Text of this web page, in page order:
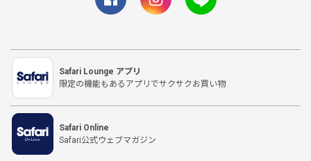
Safari Lounge アプリ
限定の機能もあるアプリでサクサクお買い物
Safari Online
Safari公式ウェブマガジン